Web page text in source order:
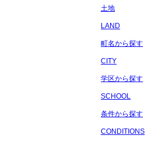
土地
LAND
町名から探す
CITY
学区から探す
SCHOOL
条件から探す
CONDITIONS